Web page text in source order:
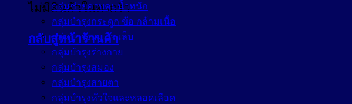
ไม่มีสินค้าในตะกร้า
กลับสู่หน้าร้านค้า
กลุ่มช่วยควบคุมน้ำหนัก
กลุ่มบำรุงกระดูก ข้อ กล้ามเนื้อ
กลุ่มบำรุงผม ผิว เล็บ
กลุ่มบำรุงร่างกาย
กลุ่มบำรุงสมอง
กลุ่มบำรุงสายตา
กลุ่มบำรุงหัวใจและหลอดเลือด